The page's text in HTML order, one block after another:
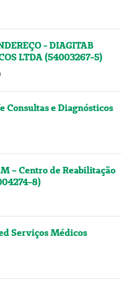
- DIAGITAB
LTDA (54003267-5)
Consultas e Diagnósticos
– Centro de Reabilitação
8)
Serviços Médicos